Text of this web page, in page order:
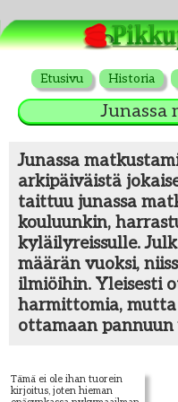
Etusivu Historia
Junassa
Junassa
arkipäiväistä
taittuu junassa
kouluunkin,
kyläilyreissulle.
määrän vuoksi,
ilmiöihin. Yleisesti
harmittomia,
ottamaan pannuun
Tämä ei ole ihan tuorein
kirjoitus, joten hieman